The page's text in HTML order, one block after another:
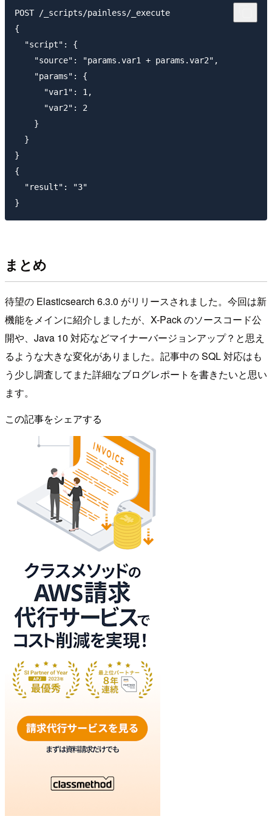
POST /_scripts/painless/_execute
{
  "script": {
    "source": "params.var1 + params.var2",
    "params": {
      "var1": 1,
      "var2": 2
    }
  }
}
{
  "result": "3"
まとめ
待望の Elasticsearch 6.3.0 がリリースされました。今回は新
機能をメインに紹介しましたが、X-Pack のソースコード公
開や、Java 10 対応などマイナーバージョンアップ？と思え
るような大きな変化がありました。記事中の SQL 対応はも
う少し調査してまた詳細なブログレポートを書きたいと思い
ます。
この記事をシェアする